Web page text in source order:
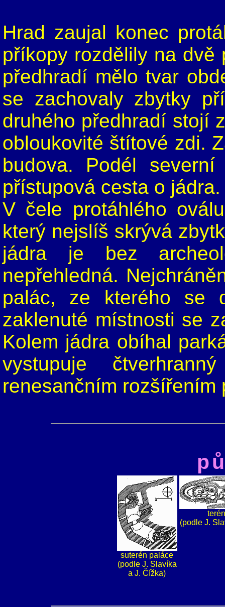
Hrad zaujal konec
příkopy rozdělily na dvě
předhradí mělo tvar
se zachovaly zbytky
druhého předhradí stojí
obloukovité štítové zdi.
budova. Podél
přístupová cesta o jádra.
V čele protáhlého
který nejslíš skrývá
jádra je bez
nepřehledná.
palác, ze kterého se
zaklenuté místnosti se
Kolem jádra obíhal
vystupuje
renesančním rozšířením
suterén paláce
(podle J. Slavíka
a J. Čížka)
(podle J.